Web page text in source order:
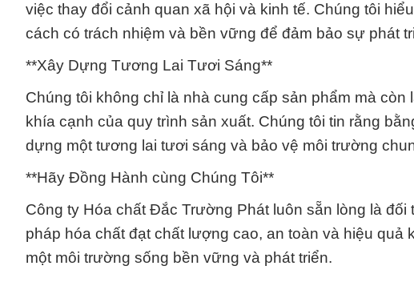
việc thay đổi cảnh quan xã hội và kinh tế. Chúng tôi
cách có trách nhiệm và bền vững để đảm bảo sự phát
**Xây Dựng Tương Lai Tươi Sáng**
Chúng tôi không chỉ là nhà cung cấp sản phẩm mà
khía cạnh của quy trình sản xuất. Chúng tôi tin rằng
dựng một tương lai tươi sáng và bảo vệ môi trường
**Hãy Đồng Hành cùng Chúng Tôi**
Công ty Hóa chất Đắc Trường Phát luôn sẵn lòng là
pháp hóa chất đạt chất lượng cao, an toàn và hiệu
một môi trường sống bền vững và phát triển.